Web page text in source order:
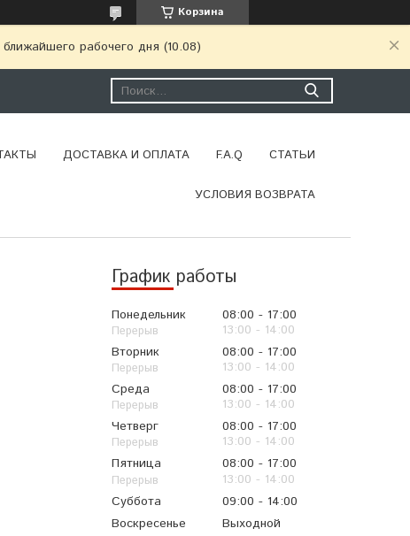
Корзина
рабочего дня (10.08)
ДОСТАВКА И ОПЛАТА F.A.Q СТАТЬИ
УСЛОВИЯ ВОЗВРАТА
График работы
Понедельник 08:00
17:00
13:00
14:00
Вторник
08:00
17:00
13:00
14:00
Среда
08:00
17:00
13:00
14:00
Четверг
08:00
17:00
13:00
14:00
Пятница
08:00
17:00
13:00
14:00
Суббота
09:00
14:00
Воскресенье
Выходной